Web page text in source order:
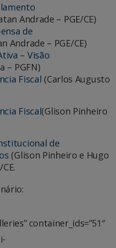
Andrade – PGE/CE)
de
Andrade – PGE/CE)
– Visão
– PGFN)
Fiscal (Carlos Augusto
Fiscal(Glison Pinheiro
de
(Glison Pinheiro e Hugo
container_ids=”51″